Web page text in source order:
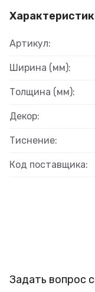
Артикул:
Ширина (мм):
Толщина (мм):
Декор:
Тиснение:
Код поставщика:
Задать вопрос